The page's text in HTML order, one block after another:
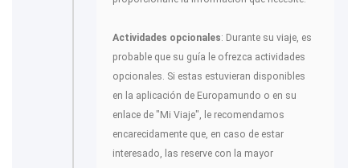
Actividades opcionales: Durante su viaje, es
probable que su guía le ofrezca actividades
opcionales. Si estas estuvieran disponibles
en la aplicación de Europamundo o en su
enlace de "Mi Viaje", le recomendamos
encarecidamente que, en caso de estar
interesado, las reserve con la mayor